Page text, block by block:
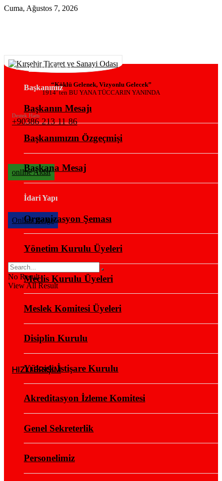
Cuma, Ağustos 7, 2026
“Köklü Gelenek, Vizyonlu Gelecek”
1914’ ten BU YANA TÜCCARIN YANINDA
Destek Hattı
+90386 213 11 86
onlIne Aidat
OnlIne Belge
No Result
View All Result
HIZLI ERİŞİM
KURUMSAL
Başkanımız
Başkanın Mesajı
Başkanımızın Özgeçmişi
Başkana Mesaj
İdari Yapı
Organizasyon Şeması
Yönetim Kurulu Üyeleri
Meclis Kurulu Üyeleri
Meslek Komitesi Üyeleri
Disiplin Kurulu
Yüksek İstişare Kurulu
Akreditasyon İzleme Komitesi
Genel Sekreterlik
Personelimiz